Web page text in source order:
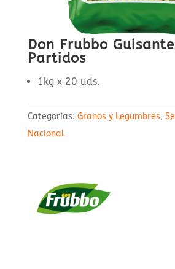
Don Frubbo
Partidos
1kg x 20 uds.
Categorías: Granos y Legumbres,
Nacional